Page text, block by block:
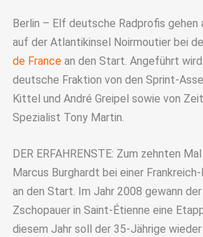
Suche
Berlin – Elf deutsche Radprofis gehen
auf der Atlantikinsel Noirmoutier bei
de Francean den Start. Angeführt
deutsche Fraktion von den Sprint-
Kittel und André Greipel sowie von
Spezialist Tony Martin.
DER ERFAHRENSTE: Zum zehnten
Marcus Burghardt bei einer
an den Start. Im Jahr 2008 gewann
Zschopauer in Saint-Étienne eine
diesem Jahr soll der 35-Jährige